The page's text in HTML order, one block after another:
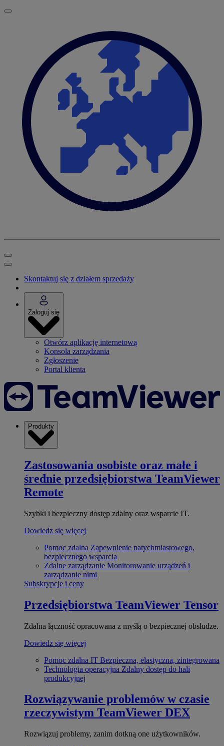
Skontaktuj się z działem sprzedaży
Zaloguj się
Otwórz aplikację internetową
Konsola zarządzania
Zgłoszenie
Portal klienta
Produkty
Zastosowania osobiste oraz małe i
średnie przedsiębiorstwa TeamViewer
Remote
Szybki i bezpieczny dostęp zdalny oraz wsparcie IT.
Dowiedz się więcej
Pomoc zdalna Zapewnienie natychmiastowego,
bezpiecznego wsparcia
Zdalne zarządzanie Monitorowanie urządzeń i
zarządzanie nimi
Subskrypcje i ceny
Przedsiębiorstwa TeamViewer Tensor
Zdalna łączność opracowana z myślą o bezpiecznej obsłudze.
Dowiedz się więcej
Pomoc zdalna IT Bezpieczna, elastyczna, zintegrowana
Technologia operacyjna Zdalny dostęp do hali
produkcyjnej
Rozwiązywanie problemów w czasie
rzeczywistym TeamViewer DEX
Rozwiązuj problemy, zanim dotkną one użytkowników.